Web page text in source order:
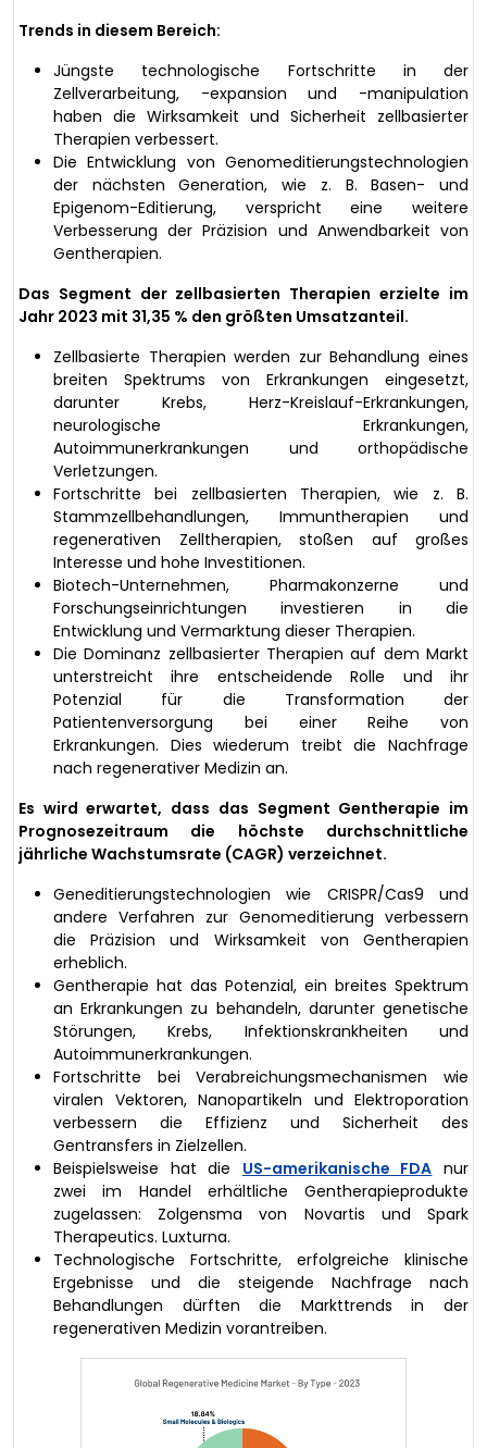
Trends in diesem Bereich:
Jüngste technologische Fortschritte in der
Zellverarbeitung, -expansion und -manipulation
haben die Wirksamkeit und Sicherheit zellbasierter
Therapien verbessert.
Die Entwicklung von Genomeditierungstechnologien
der nächsten Generation, wie z. B. Basen- und
Epigenom-Editierung, verspricht eine weitere
Verbesserung der Präzision und Anwendbarkeit von
Gentherapien.
Das Segment der zellbasierten Therapien erzielte im
Jahr 2023 mit 31,35 % den größten Umsatzanteil.
Zellbasierte Therapien werden zur Behandlung eines
breiten Spektrums von Erkrankungen eingesetzt,
darunter Krebs, Herz-Kreislauf-Erkrankungen,
neurologische Erkrankungen,
Autoimmunerkrankungen und orthopädische
Verletzungen.
Fortschritte bei zellbasierten Therapien, wie z. B.
Stammzellbehandlungen, Immuntherapien und
regenerativen Zelltherapien, stoßen auf großes
Interesse und hohe Investitionen.
Biotech-Unternehmen, Pharmakonzerne und
Forschungseinrichtungen investieren in die
Entwicklung und Vermarktung dieser Therapien.
Die Dominanz zellbasierter Therapien auf dem Markt
unterstreicht ihre entscheidende Rolle und ihr
Potenzial für die Transformation der
Patientenversorgung bei einer Reihe von
Erkrankungen. Dies wiederum treibt die Nachfrage
nach regenerativer Medizin an.
Es wird erwartet, dass das Segment Gentherapie im
Prognosezeitraum die höchste durchschnittliche
jährliche Wachstumsrate (CAGR) verzeichnet.
Geneditierungstechnologien wie CRISPR/Cas9 und
andere Verfahren zur Genomeditierung verbessern
die Präzision und Wirksamkeit von Gentherapien
erheblich.
Gentherapie hat das Potenzial, ein breites Spektrum
an Erkrankungen zu behandeln, darunter genetische
Störungen, Krebs, Infektionskrankheiten und
Autoimmunerkrankungen.
Fortschritte bei Verabreichungsmechanismen wie
viralen Vektoren, Nanopartikeln und Elektroporation
verbessern die Effizienz und Sicherheit des
Gentransfers in Zielzellen.
Beispielsweise hat die US-amerikanische FDA nur
zwei im Handel erhältliche Gentherapieprodukte
zugelassen: Zolgensma von Novartis und Spark
Therapeutics. Luxturna.
Technologische Fortschritte, erfolgreiche klinische
Ergebnisse und die steigende Nachfrage nach
Behandlungen dürften die Markttrends in der
regenerativen Medizin vorantreiben.